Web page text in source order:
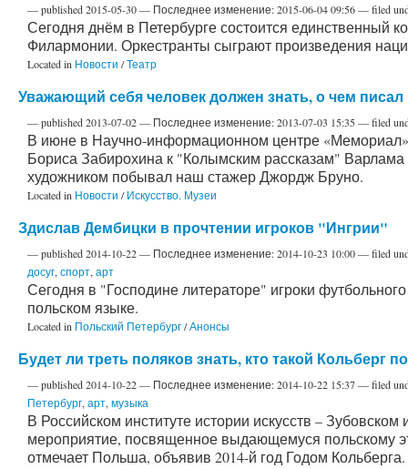
—published2015-05-30— Последнее изменение:2015-06-04 09:56— filed
Сегодня днём в Петербурге состоится единственный
Филармонии. Оркестранты сыграют произведения
Located in Новости /Театр
Уважающий себя человек должен знать, о чем
—published2013-07-02— Последнее изменение:2013-07-03 15:35— filed
В июне в Научно-информационном центре «Мемориал»
Бориса Забирохина к "Колымским рассказам"
художником побывал наш стажер Джордж Бруно.
Located in Новости /Искусство. Музеи
Здислав Дембицки в прочтении игроков "Ингрии"
—published2014-10-22— Последнее изменение:2014-10-23 10:00— filed
досуг, спорт, арт
Сегодня в "Господине литераторе" игроки
польском языке.
Located in Польский Петербург/Анонсы
Будет ли треть поляков знать, кто такой Кольберг
—published2014-10-22— Последнее изменение:2014-10-22 15:37— filed
Петербург, арт, музыка
В Российском институте истории искусств –
мероприятие, посвященное выдающемуся польскому
отмечает Польша, объявив 2014-й год Годом Кольберга.